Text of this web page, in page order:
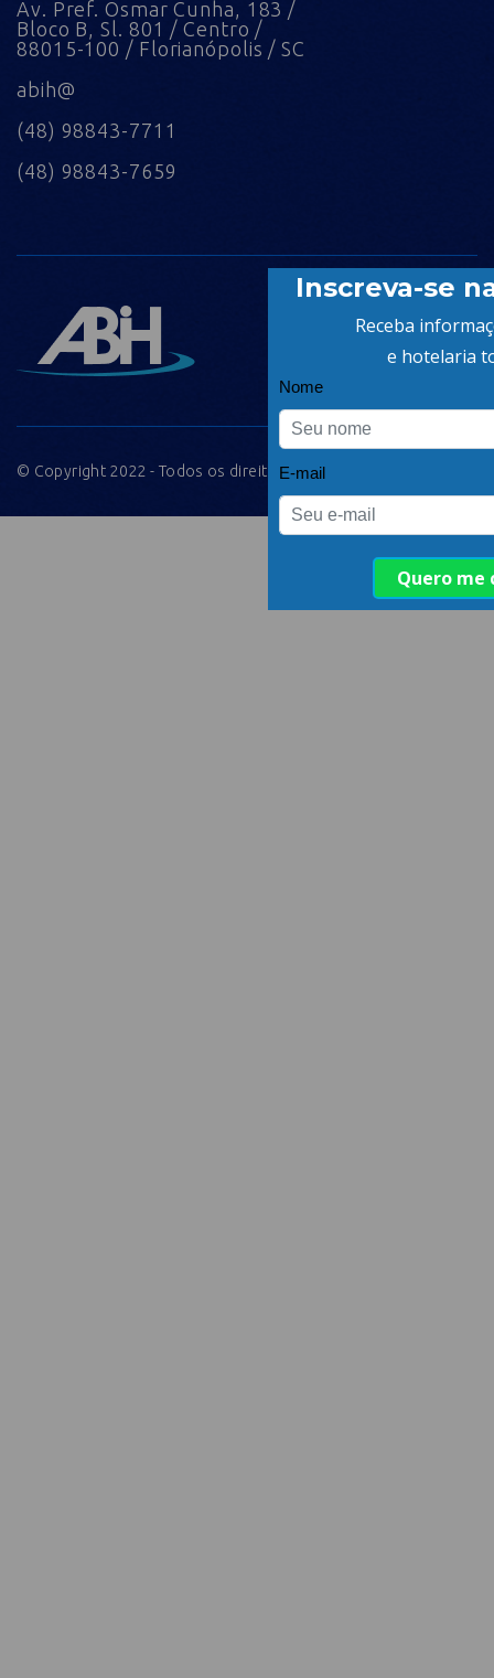
Av. Pref. Osmar Cunha, 183 /
Bloco B, Sl. 801 / Centro /
88015-100 / Florianópolis / SC
abih@
(48) 98843-7711
(48) 98843-7659
© Copyright 2022 - Todos os direitos reservados.